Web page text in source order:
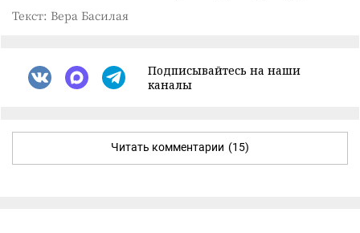
Текст: Вера Басилая
Подписывайтесь на наши
каналы
Читать комментарии (15)